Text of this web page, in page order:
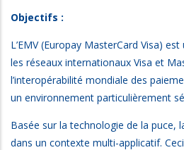
Objectifs :
L’EMV (Europay MasterCard Visa)
les réseaux internationaux Visa et
l’interopérabilité mondiale des
un environnement particulièrement
Basée sur la technologie de la puce,
dans un contexte multi-applicatif.